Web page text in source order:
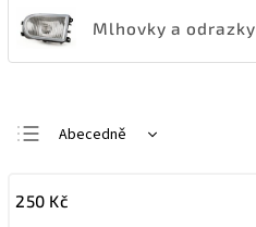
Mlhovky a odrazky
Abecedně
Nejdražší
250 Kč